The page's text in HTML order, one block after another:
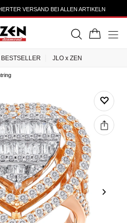
VERSAND BEI ALLEN ARTIKELN
BESTSELLER JLO x ZEN